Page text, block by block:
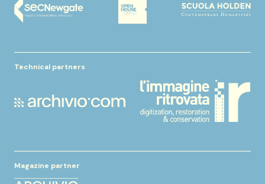
Technical partners
Magazine partner